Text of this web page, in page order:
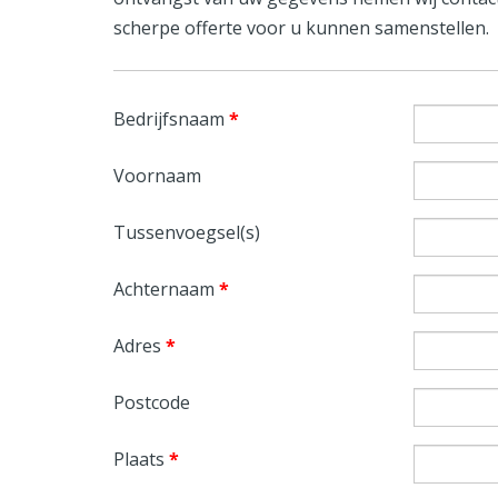
scherpe offerte voor u kunnen samenstellen.
Bedrijfsnaam *
Voornaam
Tussenvoegsel(s)
Achternaam *
Adres *
Postcode
Plaats *